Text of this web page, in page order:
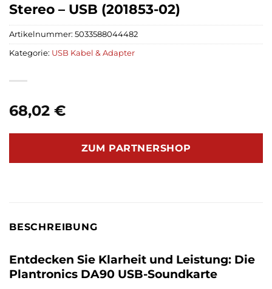
Stereo – USB (201853-02)
68,02 €
ZUM PARTNERSHOP
Artikelnummer: 5033588044482
Kategorie: USB Kabel & Adapter
BESCHREIBUNG
Entdecken Sie Klarheit und Leistung: Die
Plantronics DA90 USB-Soundkarte